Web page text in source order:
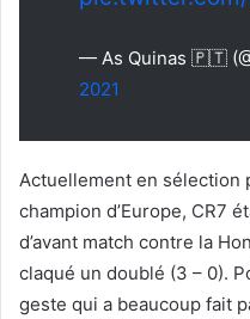
— As Quinas 🇵🇹
2021
Actuellement en
champion d’Europe, CR7
d’avant match contre la
claqué un doublé (3 – 0).
geste qui a beaucoup fait